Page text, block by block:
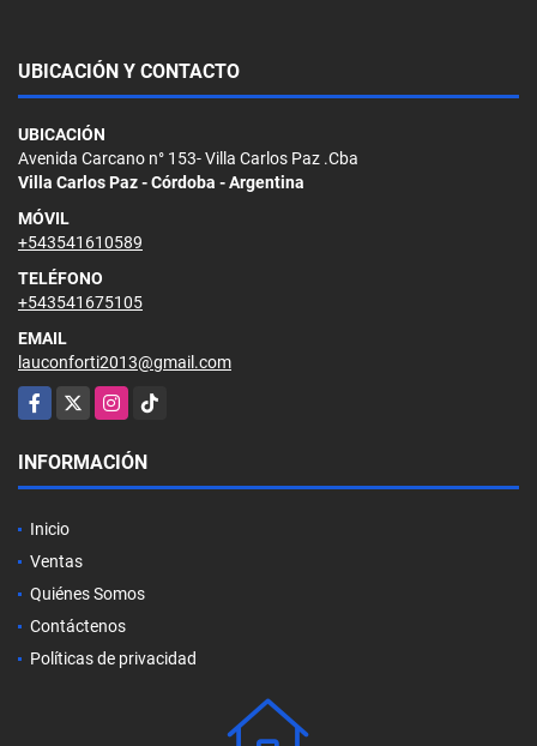
UBICACIÓN Y CONTACTO
UBICACIÓN
Avenida Carcano n° 153- Villa Carlos Paz .Cba
Villa Carlos Paz - Córdoba - Argentina
MÓVIL
+543541610589
TELÉFONO
+543541675105
EMAIL
lauconforti2013@gmail.com
Facebook
X Instagram
TikTok
INFORMACIÓN
Inicio
Ventas
Quiénes Somos
Contáctenos
Políticas de privacidad